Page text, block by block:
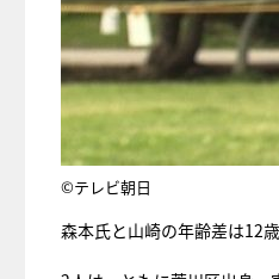
©テレビ朝日
森本氏と山崎の年齢差は12